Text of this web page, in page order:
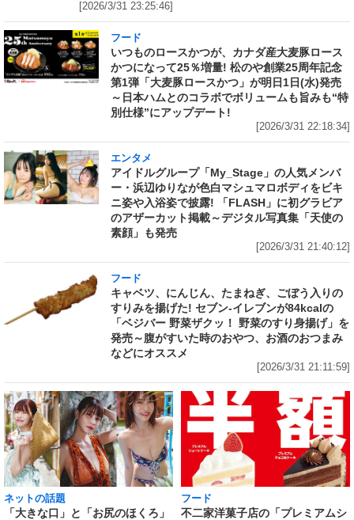
[2026/3/31 23:25:46]
フード
いつものロースかつが、カナダ産大麦豚ロース
かつになって25％増量! 松のや創業25周年記念
第1弾「大麦豚ロースかつ」が明日1日(水)発売
～日本ハムとのコラボでボリュームも旨みも“特
別仕様”にアップデート!
[2026/3/31 22:18:34]
エンタメ
アイドルグループ「My_Stage」の人気メンバ
ー・浜辺ゆりなが色白マシュマロボディをビキ
ニ姿や入浴姿で披露! 「FLASH」に初グラビア
のアザーカット掲載～デジタル写真集「天使の
素顔」も発売
[2026/3/31 21:40:12]
フード
キャベツ、にんじん、たまねぎ、ごぼう入りの
すりみを揚げた! セブン‐イレブンが84kcalの
「ベジバー 野菜ザクッ！ 野菜のすり身揚げ」を
発売～腹がすいた時のおやつ、お酒のおつまみ
などにオススメ
[2026/3/31 21:11:59]
ネットの話題
「大きな口」と「お尻のほくろ」
フード
不二家洋菓子店の「プレミアムシ